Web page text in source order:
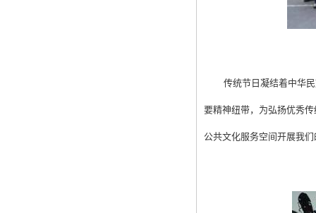
传统节日凝结着中华
要精神纽带，为弘扬优秀
公共文化服务空间开展我